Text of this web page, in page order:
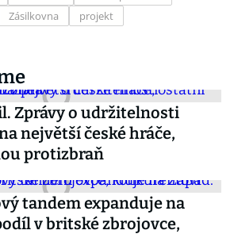
Zásilkovna projekt
Zprávy o udržitelnosti
největší české hráče,
protizbraň
tandem expanduje na
v britské zbrojovce,